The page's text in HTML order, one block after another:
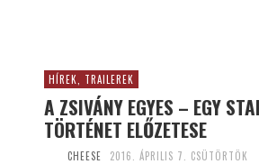
HÍREK, TRAILEREK
A ZSIVÁNY EGYES – EGY
TÖRTÉNET ELŐZETESE
CHEESE 2016. ÁPRILIS 7. CSÜTÖRTÖK